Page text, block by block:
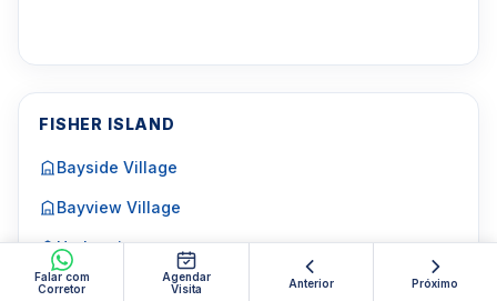
Falar com
Corretor
Agendar
Visita
Anterior Próximo
FISHER ISLAND
Bayside Village
Bayview Village
Harborview